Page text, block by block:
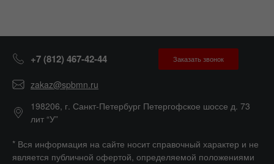
+7 (812) 467-42-44 Заказать звонок
zakaz@spbmn.ru
198206, г. Санкт-Петербург Петергофское шоссе д. 73
лит “У”
* Вся информация на сайте носит справочный характер и не
является публичной офертой, определяемой положениями